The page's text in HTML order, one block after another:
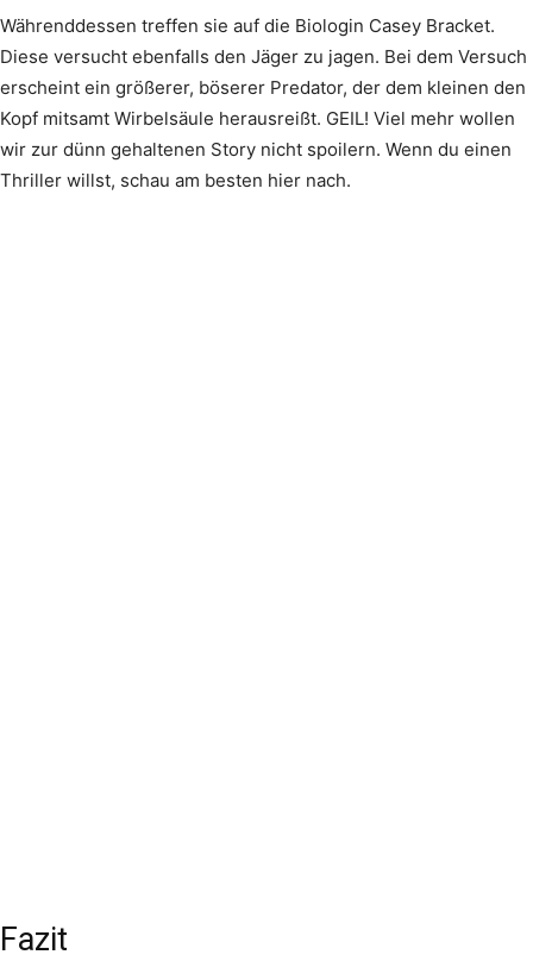
Währenddessen treffen sie auf die Biologin Casey Bracket.
Diese versucht ebenfalls den Jäger zu jagen. Bei dem Versuch
erscheint ein größerer, böserer Predator, der dem kleinen den
Kopf mitsamt Wirbelsäule herausreißt. GEIL! Viel mehr wollen
wir zur dünn gehaltenen Story nicht spoilern. Wenn du einen
Thriller willst, schau am besten hier nach.
Fazit